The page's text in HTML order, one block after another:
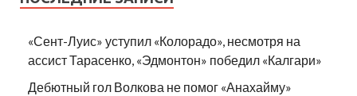
«Сент-Луис» уступил «Колорадо», несмотря на
ассист Тарасенко, «Эдмонтон» победил «Калгари»
Дебютный гол Волкова не помог «Анахайму»